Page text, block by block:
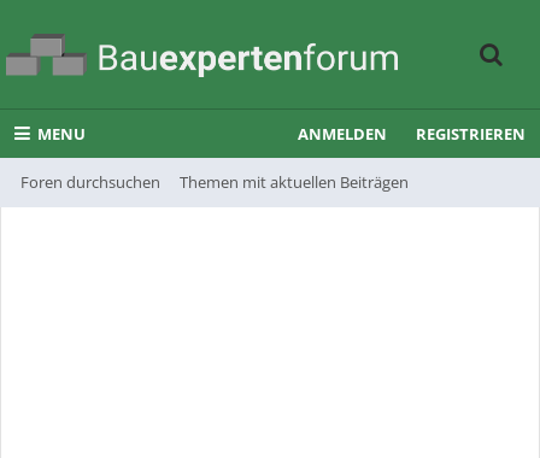
MENU
Foren durchsuchen Themen mit aktuellen Beiträgen
ANMELDEN REGISTRIEREN